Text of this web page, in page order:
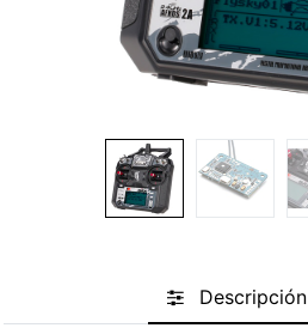
Descripción